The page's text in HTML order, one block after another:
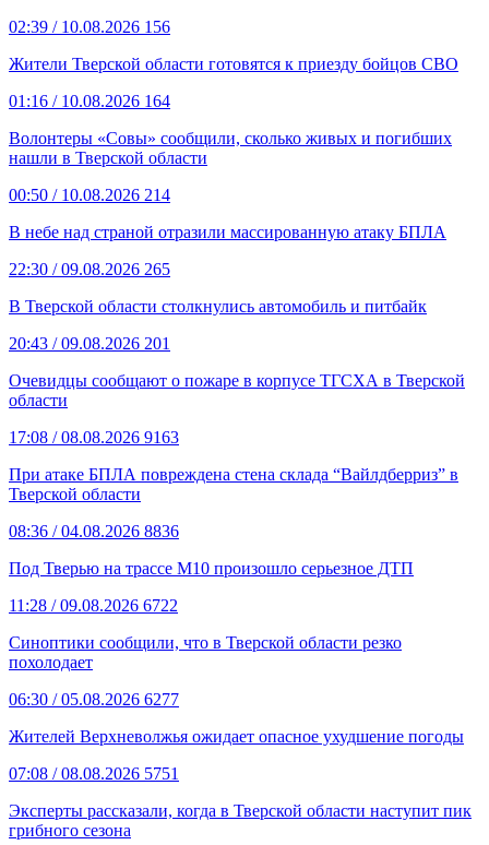
02:39 / 10.08.2026 156
Жители Тверской области готовятся к приезду бойцов СВО
01:16 / 10.08.2026 164
Волонтеры «Совы» сообщили, сколько живых и погибших
нашли в Тверской области
00:50 / 10.08.2026 214
В небе над страной отразили массированную атаку БПЛА
22:30 / 09.08.2026 265
В Тверской области столкнулись автомобиль и питбайк
20:43 / 09.08.2026 201
Очевидцы сообщают о пожаре в корпусе ТГСХА в Тверской
области
17:08 / 08.08.2026 9163
При атаке БПЛА повреждена стена склада “Вайлдберриз” в
Тверской области
08:36 / 04.08.2026 8836
Под Тверью на трассе М10 произошло серьезное ДТП
11:28 / 09.08.2026 6722
Синоптики сообщили, что в Тверской области резко
похолодает
06:30 / 05.08.2026 6277
Жителей Верхневолжья ожидает опасное ухудшение погоды
07:08 / 08.08.2026 5751
Эксперты рассказали, когда в Тверской области наступит пик
грибного сезона